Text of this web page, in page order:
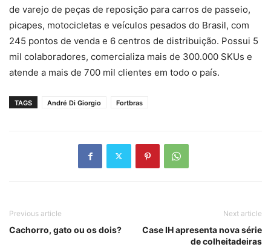
de varejo de peças de reposição para carros de passeio,
picapes, motocicletas e veículos pesados do Brasil, com
245 pontos de venda e 6 centros de distribuição. Possui 5
mil colaboradores, comercializa mais de 300.000 SKUs e
atende a mais de 700 mil clientes em todo o país.
TAGS André Di Giorgio Fortbras
Previous article
Cachorro, gato ou os dois?
Next article
Case IH apresenta nova série
de colheitadeiras